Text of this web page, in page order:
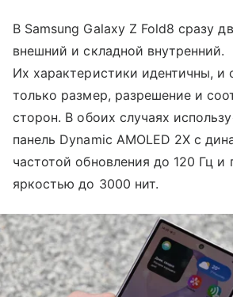
В Samsung Galaxy Z Fold8 сразу
внешний и складной внутренний.
Их характеристики идентичны, и
только размер, разрешение и
сторон. В обоих случаях
панель Dynamic AMOLED 2X с
частотой обновления до 120 Гц и
яркостью до 3000 нит.